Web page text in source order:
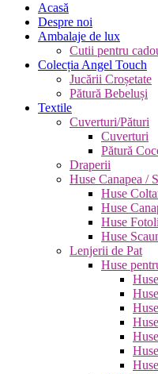
Acasă
Despre noi
Ambalaje de lux
Cutii pentru
Colecția Angel Touch
Jucării Croșetate
Pătură Bebeluși
Textile
Cuverturi/Pături
Cuverturi
Pătură
Draperii
Huse Canapea /
Huse
Huse
Huse
Huse
Lenjerii de Pat
Huse